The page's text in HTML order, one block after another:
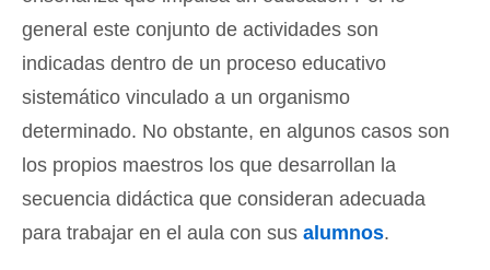
general este conjunto de actividades son
indicadas dentro de un proceso educativo
sistemático vinculado a un organismo
determinado. No obstante, en algunos casos son
los propios maestros los que desarrollan la
secuencia didáctica que consideran adecuada
para trabajar en el aula con sus alumnos.